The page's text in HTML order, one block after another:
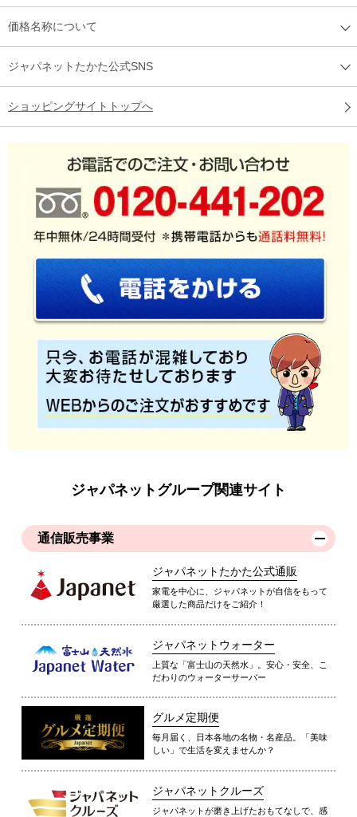
価格名称について
ジャパネットたかた公式SNS
ショッピングサイトトップへ
ジャパネットグループ関連サイト
通信販売事業
ジャパネットたかた公式通販
家電を中心に、ジャパネットが自信をもって
厳選した商品だけをご紹介！
ジャパネットウォーター
上質な「富士山の天然水」。安心・安全、こ
だわりのウォーターサーバー
グルメ定期便
毎月届く、日本各地の名物・名産品。「美味
しい」で生活を変えませんか？
ジャパネットクルーズ
ジャパネットが磨き上げたおもてなしで、感